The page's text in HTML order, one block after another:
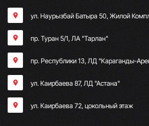
ул. Наурызбай Батыра 50, Жилой
пр. Туран 5/1, ЛА "Тарлан"
пр. Республики 13, ​ЛД "Караганды-
ул. Каирбаева 87, ЛД "Астана"
ул. Каирбаева 72, цокольный этаж